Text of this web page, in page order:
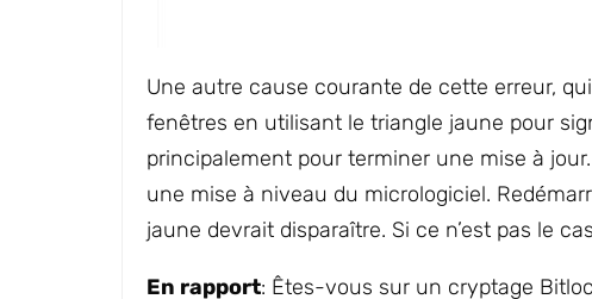
Une autre cause courante de cette erreur,
fenêtres en utilisant le triangle jaune pour
principalement pour terminer une mise à
une mise à niveau du micrologiciel.
jaune devrait disparaître. Si ce n’est pas le
En rapport: Êtes-vous sur un cryptage